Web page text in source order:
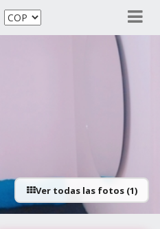
Ver todas las fotos (1)